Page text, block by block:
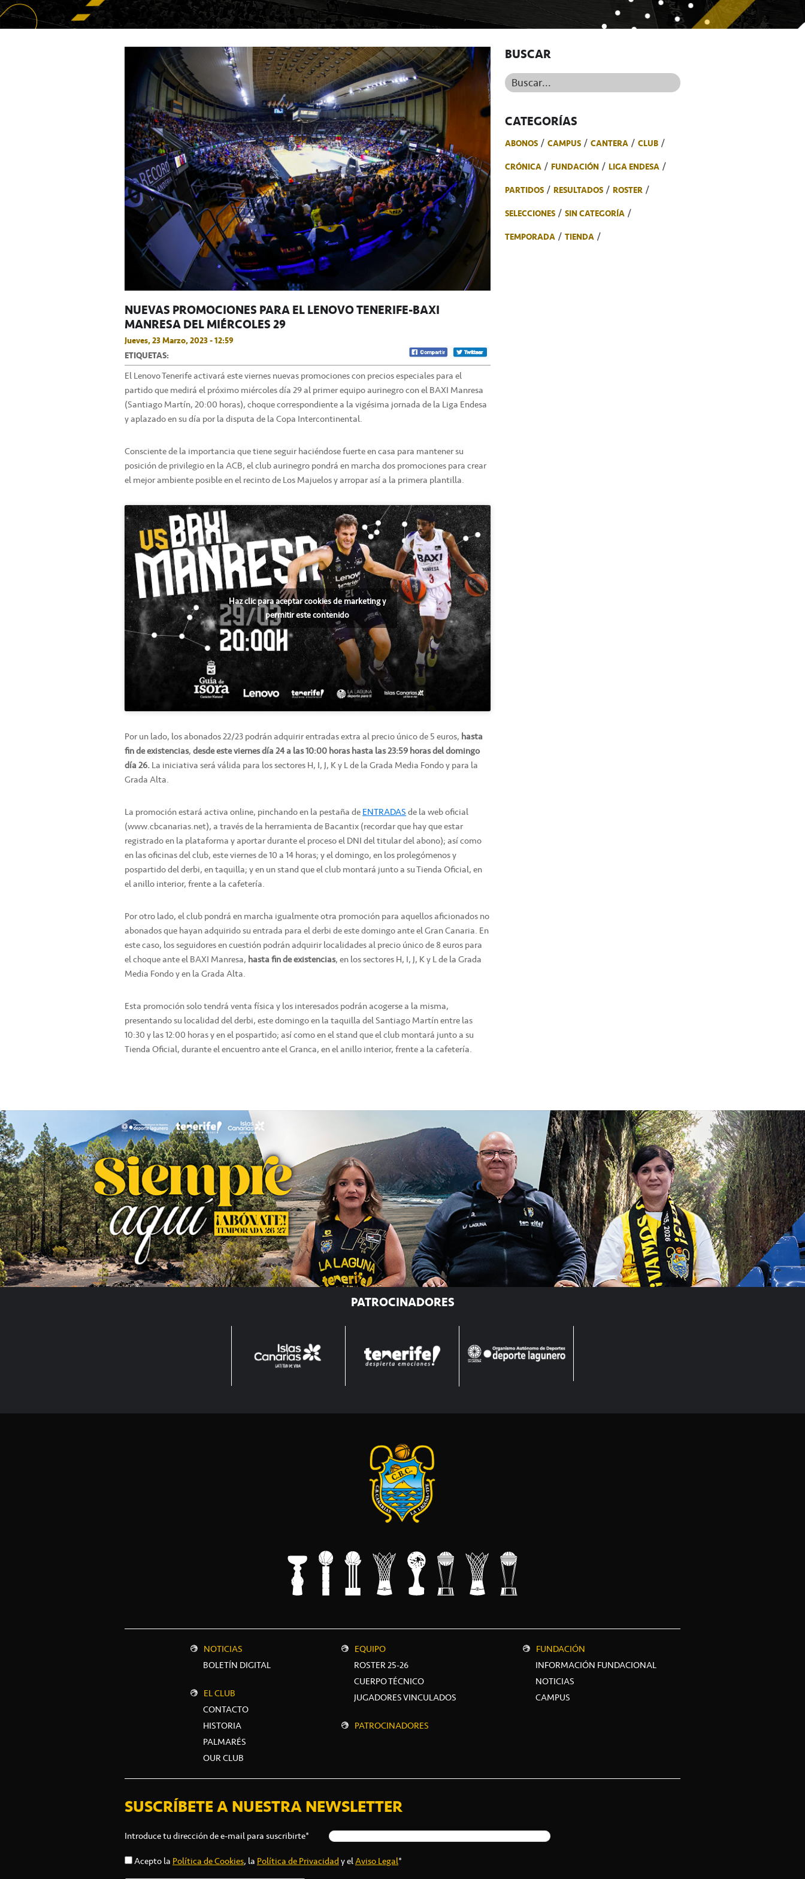
NUEVAS PROMOCIONES PARA EL LENOVO TENERIFE-BAXI
MANRESA DEL MIÉRCOLES 29
Jueves, 23 Marzo, 2023 - 12:59
ETIQUETAS:
El Lenovo Tenerife activará este viernes nuevas promociones con precios especiales para el
partido que medirá el próximo miércoles día 29 al primer equipo aurinegro con el BAXI Manresa
(Santiago Martín, 20:00 horas), choque correspondiente a la vigésima jornada de la Liga Endesa
y aplazado en su día por la disputa de la Copa Intercontinental.
Consciente de la importancia que tiene seguir haciéndose fuerte en casa para mantener su
posición de privilegio en la ACB, el club aurinegro pondrá en marcha dos promociones para crear
el mejor ambiente posible en el recinto de Los Majuelos y arropar así a la primera plantilla.
Haz clic para aceptar cookies de marketing y
permitir este contenido
Por un lado, los abonados 22/23 podrán adquirir entradas extra al precio único de 5 euros, hasta
fin de existencias,desde este viernes día 24 a las 10:00 horas hasta las 23:59 horas del domingo
día 26.La iniciativa será válida para los sectores H, I, J, K y L de la Grada Media Fondo y para la
Grada Alta.
La promoción estará activa online, pinchando en la pestaña deENTRADASde la web oficial
(www.cbcanarias.net), a través de la herramienta de Bacantix (recordar que hay que estar
registrado en la plataforma y aportar durante el proceso el DNI del titular del abono); así como
en las oficinas del club, este viernes de 10 a 14 horas; y el domingo, en los prolegómenos y
pospartido del derbi, en taquilla; y en un stand que el club montará junto a su Tienda Oficial, en
el anillo interior, frente a la cafetería.
Por otro lado, el club pondrá en marcha igualmente otra promoción para aquellos aficionados no
abonados que hayan adquirido su entrada para el derbi de este domingo ante el Gran Canaria. En
este caso, los seguidores en cuestión podrán adquirir localidades al precio único de 8 euros para
el choque ante el BAXI Manresa, hasta fin de existencias, en los sectores H, I, J, K y L de la Grada
Media Fondo y en la Grada Alta.
Esta promoción solo tendrá venta física y los interesados podrán acogerse a la misma,
presentando su localidad del derbi, este domingo en la taquilla del Santiago Martín entre las
10:30 y las 12:00 horas y en el pospartido; así como en el stand que el club montará junto a su
Tienda Oficial, durante el encuentro ante el Granca, en el anillo interior, frente a la cafetería.
BUSCAR
Buscar...
CATEGORÍAS
ABONOS CAMPUS CANTERA
CLUB
CRÓNICA
FUNDACIÓN
LIGA ENDESA
PARTIDOS
RESULTADOS
ROSTER
SELECCIONES
SIN CATEGORÍA
TEMPORADA
TIENDA
PATROCINADORES
NOTICIAS
BOLETÍN DIGITAL
EL CLUB
CONTACTO
HISTORIA
PALMARÉS
OUR CLUB
EQUIPO
ROSTER 25-26
CUERPO TÉCNICO
JUGADORES VINCULADOS
PATROCINADORES
FUNDACIÓN
INFORMACIÓN FUNDACIONAL
NOTICIAS
CAMPUS
SUSCRÍBETE A NUESTRA NEWSLETTER
Introduce tu dirección de e-mail para suscribirte*
Acepto laPolítica de Cookies, laPolítica de Privacidady elAviso Legal*